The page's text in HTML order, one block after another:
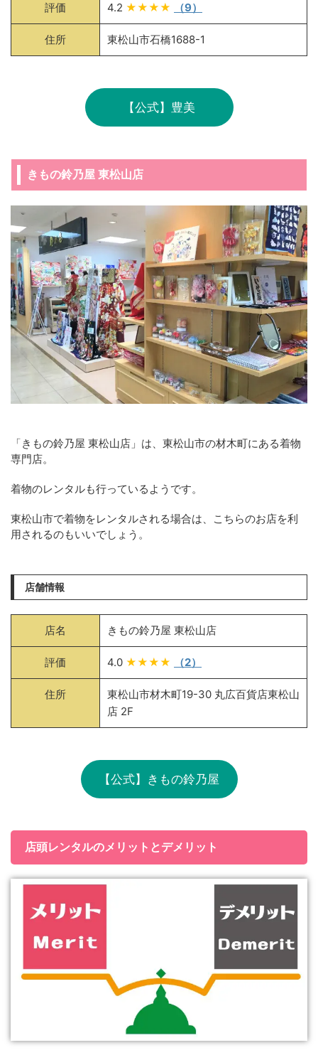
評価 4.2 ★★★★ （9）
住所 東松山市石橋1688-1
【公式】豊美
きもの鈴乃屋 東松山店
「きもの鈴乃屋 東松山店」は、東松山市の材木町にある着物
専門店。
着物のレンタルも行っているようです。
東松山市で着物をレンタルされる場合は、こちらのお店を利
用されるのもいいでしょう。
店舗情報
店名 きもの鈴乃屋 東松山店
評価 4.0 ★★★★ （2）
住所
東松山市材木町19-30 丸広百貨店東松山
店 2F
【公式】きもの鈴乃屋
店頭レンタルのメリットとデメリット